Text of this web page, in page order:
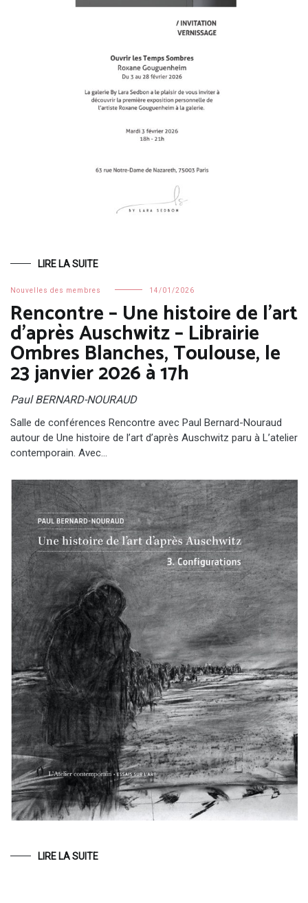
LIRE LA SUITE
Nouvelles des membres 14/01/2026
Rencontre – Une histoire de l’art
d’après Auschwitz – Librairie
Ombres Blanches, Toulouse, le
23 janvier 2026 à 17h
Paul BERNARD-NOURAUD
Salle de conférences Rencontre avec Paul Bernard-Nouraud
autour de Une histoire de l’art d’après Auschwitz paru à L’atelier
contemporain. Avec…
LIRE LA SUITE